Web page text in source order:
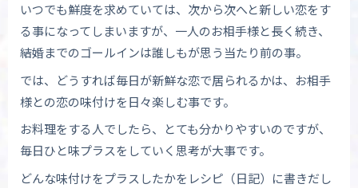
いつでも鮮度を求めていては、次から次へと新しい恋をす
る事になってしまいますが、一人のお相手様と長く続き、
結婚までのゴールインは誰しもが思う当たり前の事。
では、どうすれば毎日が新鮮な恋で居られるかは、お相手
様との恋の味付けを日々楽しむ事です。
お料理をする人でしたら、とても分かりやすいのですが、
毎日ひと味プラスをしていく思考が大事です。
どんな味付けをプラスしたかをレシピ（日記）に書きだし